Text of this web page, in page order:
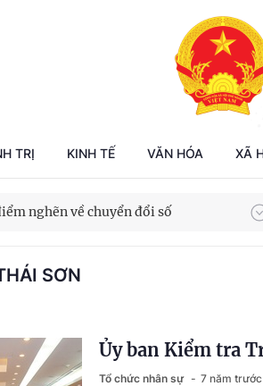
TRỊ KINH TẾ VĂN HÓA XÃ
nghẽn về chuyển đổi số
SƠN
Ủy ban Kiểm tra
Tổ chức nhân sự 7 năm trước